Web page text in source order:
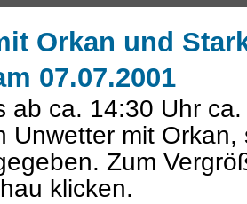
Orkan und
07.07.2001
ab ca. 14:30 Uhr
Unwetter mit
Zum
klicken.